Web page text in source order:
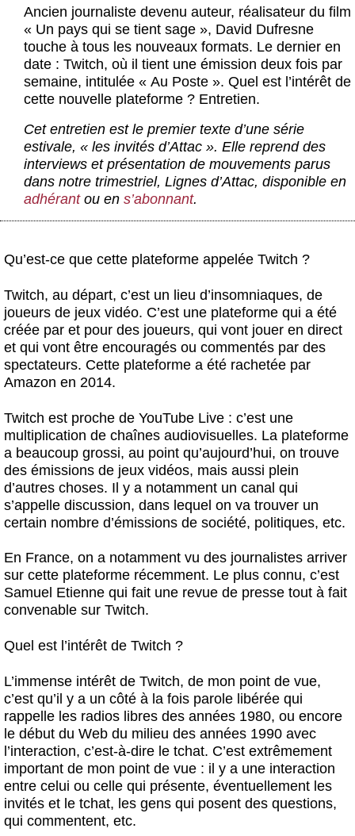
Ancien journaliste devenu auteur, réalisateur du film
« Un pays qui se tient sage », David Dufresne
touche à tous les nouveaux formats. Le dernier en
date : Twitch, où il tient une émission deux fois par
semaine, intitulée « Au Poste ». Quel est l’intérêt de
cette nouvelle plateforme ? Entretien.
Cet entretien est le premier texte d’une série
estivale, « les invités d’Attac ». Elle reprend des
interviews et présentation de mouvements parus
dans notre trimestriel, Lignes d’Attac, disponible en
adhérantou en s’abonnant.
Qu’est-ce que cette plateforme appelée Twitch ?
Twitch, au départ, c’est un lieu d’insomniaques, de
joueurs de jeux vidéo. C’est une plateforme qui a été
créée par et pour des joueurs, qui vont jouer en direct
et qui vont être encouragés ou commentés par des
spectateurs. Cette plateforme a été rachetée par
Amazon en 2014.
Twitch est proche de YouTube Live : c’est une
multiplication de chaînes audiovisuelles. La plateforme
a beaucoup grossi, au point qu’aujourd’hui, on trouve
des émissions de jeux vidéos, mais aussi plein
d’autres choses. Il y a notamment un canal qui
s’appelle discussion, dans lequel on va trouver un
certain nombre d’émissions de société, politiques, etc.
En France, on a notamment vu des journalistes arriver
sur cette plateforme récemment. Le plus connu, c’est
Samuel Etienne qui fait une revue de presse tout à fait
convenable sur Twitch.
Quel est l’intérêt de Twitch ?
L’immense intérêt de Twitch, de mon point de vue,
c’est qu’il y a un côté à la fois parole libérée qui
rappelle les radios libres des années 1980, ou encore
le début du Web du milieu des années 1990 avec
l’interaction, c’est-à-dire le tchat. C’est extrêmement
important de mon point de vue : il y a une interaction
entre celui ou celle qui présente, éventuellement les
invités et le tchat, les gens qui posent des questions,
qui commentent, etc.